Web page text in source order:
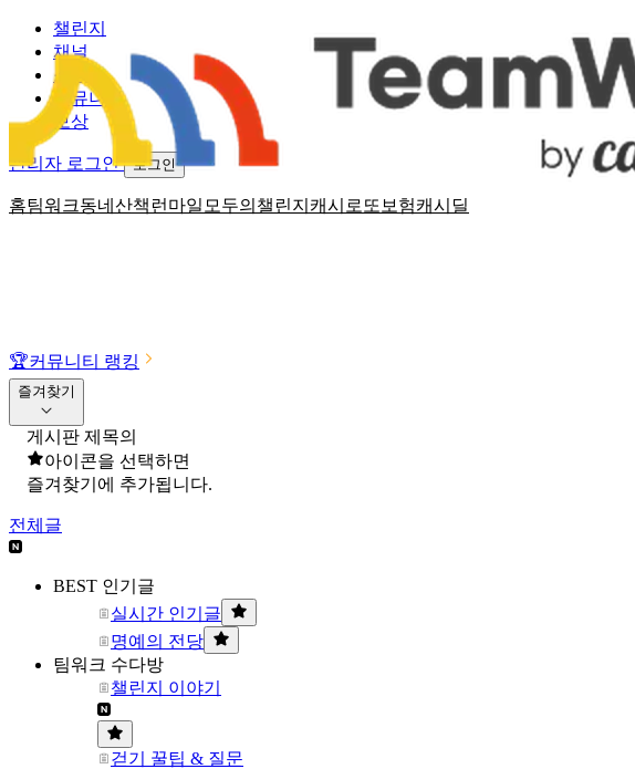
홈팀워크동네산책 런마일 모두의챌린지 캐시로또 보험캐시딜
챌린지
채널
소식
커뮤니티
보상
관리자 로그인 로그인
🏆커뮤니티 랭킹
즐겨찾기
게시판 제목의
아이콘을 선택하면
즐겨찾기에 추가됩니다.
전체글
BEST 인기글
실시간 인기글
명예의 전당
팀워크 수다방
챌린지 이야기
걷기 꿀팁 & 질문